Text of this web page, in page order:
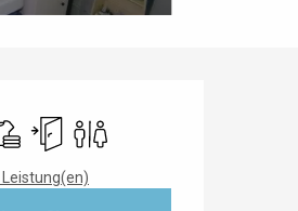
und Laken
Unabhängiger Eingang
Toiletten